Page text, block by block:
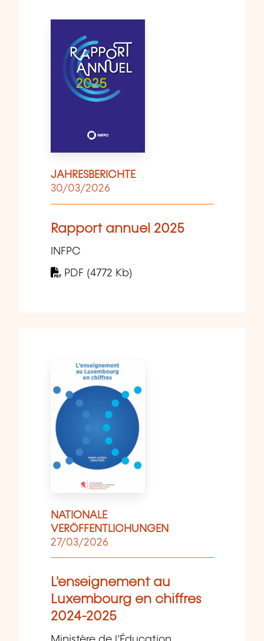
JAHRESBERICHTE
30/03/2026
Rapport annuel 2025
INFPC
PDF (4772 Kb)
NATIONALE
VERÖFFENTLICHUNGEN
27/03/2026
L'enseignement au
Luxembourg en chiffres
2024-2025